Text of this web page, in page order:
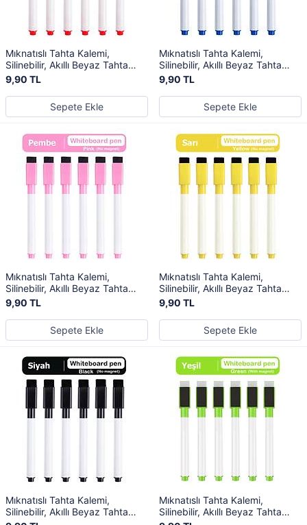
Mıknatıslı Tahta Kalemi,
Silinebilir, Akıllı Beyaz Tahta
Kalemi, Kırmızı Renk
9,90 TL
Sepete Ekle
Mıknatıslı Tahta Kalemi,
Silinebilir, Akıllı Beyaz Tahta
Kalemi, Mavi Renk
9,90 TL
Sepete Ekle
Mıknatıslı Tahta Kalemi,
Silinebilir, Akıllı Beyaz Tahta
Kalemi, Pembe Renk
9,90 TL
Sepete Ekle
Mıknatıslı Tahta Kalemi,
Silinebilir, Akıllı Beyaz Tahta
Kalemi, Sarı Renk
9,90 TL
Sepete Ekle
Mıknatıslı Tahta Kalemi,
Silinebilir, Akıllı Beyaz Tahta
Mıknatıslı Tahta Kalemi,
Silinebilir, Akıllı Beyaz Tahta